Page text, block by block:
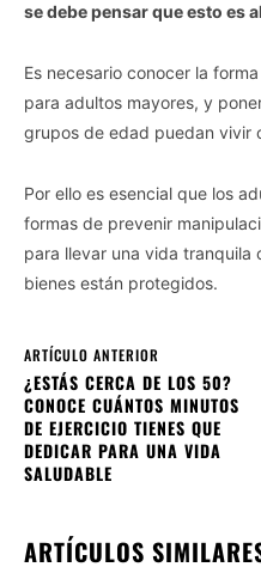
se debe pensar que esto es
Es necesario conocer la
para adultos mayores, y
grupos de edad puedan vivir
Por ello es esencial que los
formas de prevenir
para llevar una vida tranquila
bienes están protegidos.
ARTÍCULO ANTERIOR
¿ESTÁS CERCA DE LOS 50?
CONOCE CUÁNTOS MINUTOS
DE EJERCICIO TIENES QUE
DEDICAR PARA UNA VIDA
SALUDABLE
ARTÍCULOS